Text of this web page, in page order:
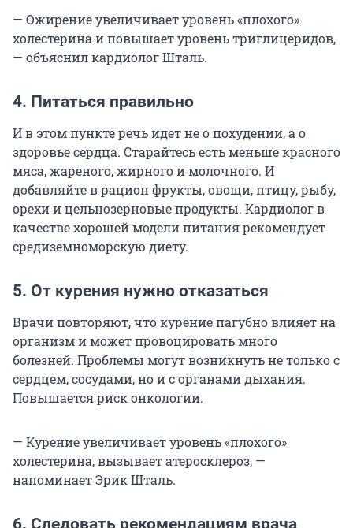
— Ожирение увеличивает уровень «плохого»
холестерина и повышает уровень триглицеридов,
— объяснил кардиолог Шталь.
4. Питаться правильно
И в этом пункте речь идет не о похудении, а о
здоровье сердца. Старайтесь есть меньше красного
мяса, жареного, жирного и молочного. И
добавляйте в рацион фрукты, овощи, птицу, рыбу,
орехи и цельнозерновые продукты. Кардиолог в
качестве хорошей модели питания рекомендует
средиземноморскую диету.
5. От курения нужно отказаться
Врачи повторяют, что курение пагубно влияет на
организм и может провоцировать много
болезней. Проблемы могут возникнуть не только с
сердцем, сосудами, но и с органами дыхания.
Повышается риск онкологии.
— Курение увеличивает уровень «плохого»
холестерина, вызывает атеросклероз, —
напоминает Эрик Шталь.
6. Следовать рекомендациям врача